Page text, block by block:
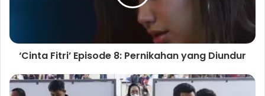
‘Cinta Fitri’ Episode 8: Pernikahan yang Diundur